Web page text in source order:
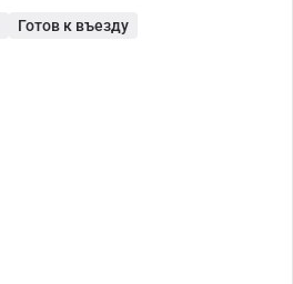
Готов к въезду